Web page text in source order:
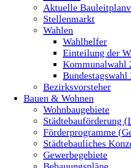
Aktuelle
Stellenmarkt
Wahlen
Wahlhelfer
Einteilung der
Kommunalwahl
Bundestagswahl
Bezirksvorsteher
Bauen & Wohnen
Wohnbaugebiete
Städtebauförderung
Förderprogramme
Städtebauliches
Gewerbegebiete